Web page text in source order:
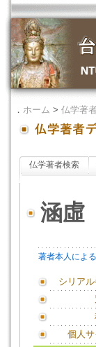
． ホーム > 仏学著
仏学著者検索
涵虛
著者本人によ
シリアル
個人サ